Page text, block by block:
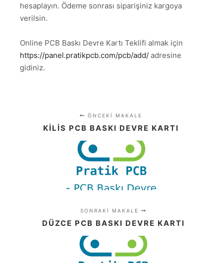
hesaplayın. Ödeme sonrası siparişiniz kargoya
verilsin.
Online PCB Baskı Devre Kartı Teklifi almak için
https://panel.pratikpcb.com/pcb/add/ adresine
gidiniz.
ÖNCEKI MAKALE
KILIS PCB BASKI DEVRE KARTI
SONRAKI MAKALE
DÜZCE PCB BASKI DEVRE KARTI